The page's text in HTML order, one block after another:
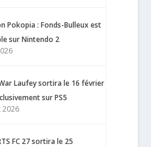
Pokopia : Fonds-Bulleux est
sur Nintendo 2
Laufey sortira le 16 février
sur PS5
2026
FC 27 sortira le 25